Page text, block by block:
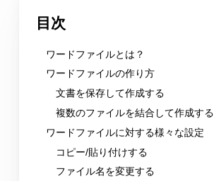
目次
ワードファイルとは？
ワードファイルの作り方
文書を保存して作成する
複数のファイルを結合して作成する
ワードファイルに対する様々な設定
コピー/貼り付けする
ファイル名を変更する